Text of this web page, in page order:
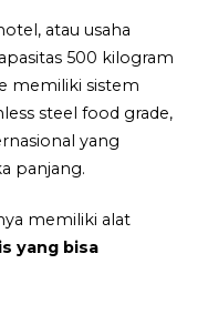
atau usaha
500 kilogram
memiliki sistem
steel food grade,
yang
panjang.
memiliki alat
yang bisa